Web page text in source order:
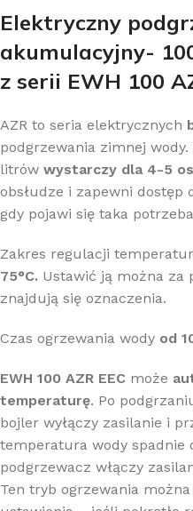
Elektryczny
akumulacyjny-
z serii EWH 100
AZR to seria elektrycznych
podgrzewania zimnej
litrów wystarczy dla 4-5 os
obsłudze i zapewni dostęp
gdy pojawi się taka
Zakres regulacji
75°C. Ustawić ją można za
znajdują się oznaczenia.
Czas ogrzewania wody od
EWH 100 AZR EEC może
temperaturę. Po
bojler wyłączy zasilanie i
temperatura wody spadnie
podgrzewacz włączy
Ten tryb ogrzewania